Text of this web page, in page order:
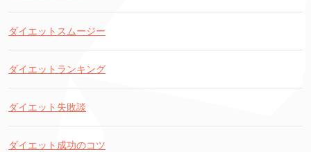
ダイエットスムージー
ダイエットランキング
ダイエット失敗談
ダイエット成功のコツ